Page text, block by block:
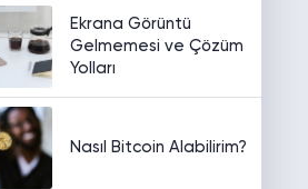
Ekrana Görüntü
Gelmemesi ve Çözüm
Yolları
Nasıl Bitcoin Alabilirim?